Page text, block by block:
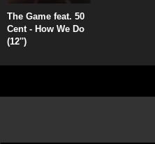
The Game feat. 50
Cent - How We Do
(12'')